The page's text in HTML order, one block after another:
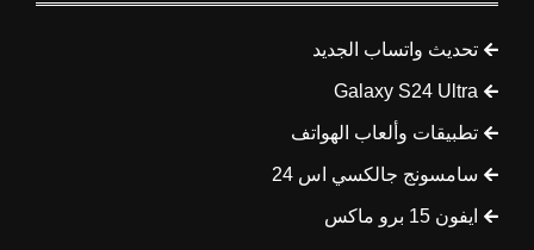
تحديث واتساب الجديد
Galaxy S24 Ultra
تطبيقات وألعاب الهواتف
سامسونج جالكسي اس 24
ايفون 15 برو ماكس